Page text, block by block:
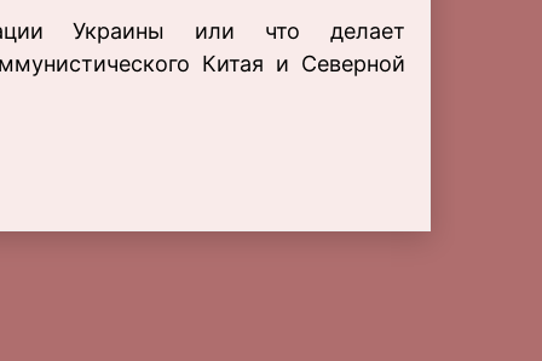
Украины или что делает
Китая и Северной